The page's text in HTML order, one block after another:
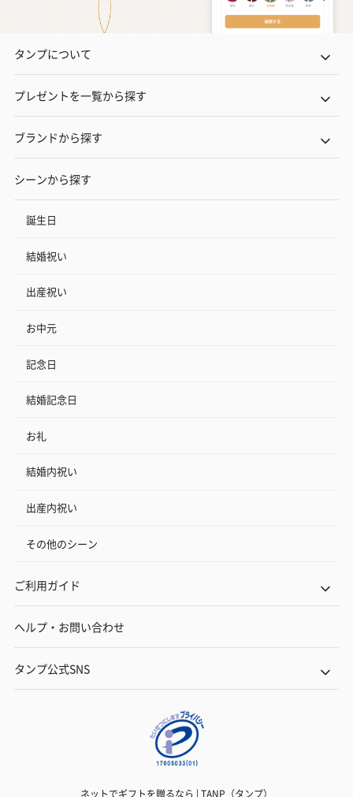
タンプについて
プレゼントを一覧から探す
ブランドから探す
シーンから探す
誕生日
結婚祝い
出産祝い
お中元
記念日
結婚記念日
お礼
結婚内祝い
出産内祝い
その他のシーン
ご利用ガイド
ヘルプ・お問い合わせ
タンプ公式SNS
ネットでギフトを贈るなら | TANP（タンプ）